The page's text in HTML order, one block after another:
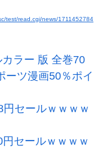
test/read.cgi/news/1711452784
カラー 版 全巻70
ツ漫画50％ポイ
円セールｗｗｗｗ
円セールｗｗｗｗ